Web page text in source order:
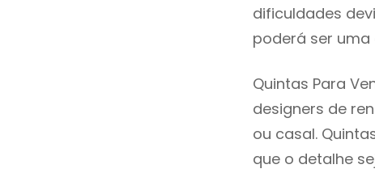
dificuldades
poderá ser
Quintas Para
designers de
ou casal.
que o detalhe